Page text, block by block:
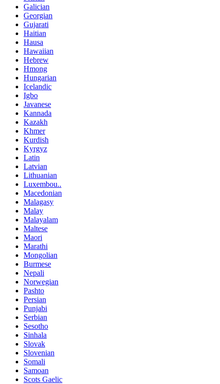
Galician
Georgian
Gujarati
Haitian
Hausa
Hawaiian
Hebrew
Hmong
Hungarian
Icelandic
Igbo
Javanese
Kannada
Kazakh
Khmer
Kurdish
Kyrgyz
Latin
Latvian
Lithuanian
Luxembou..
Macedonian
Malagasy
Malay
Malayalam
Maltese
Maori
Marathi
Mongolian
Burmese
Nepali
Norwegian
Pashto
Persian
Punjabi
Serbian
Sesotho
Sinhala
Slovak
Slovenian
Somali
Samoan
Scots Gaelic